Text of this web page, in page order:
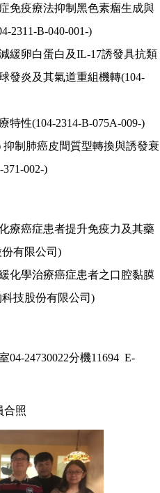
免疫療法抑制黑色素瘤生成與
2311-B-040-001-)
緩卵白蛋白及IL-17誘發具抗類
發炎及其氣道重組機轉(104-
特性(104-2314-B-075A-009-)
抑制肺癌皮間質型轉換與誘發衰
371-002-)
療癌症患者提升免疫力及其藥
有限公司 )
化學治療癌症患者之口腔黏膜
技股份有限公司 )
04-24730022分機11694 E-
合照